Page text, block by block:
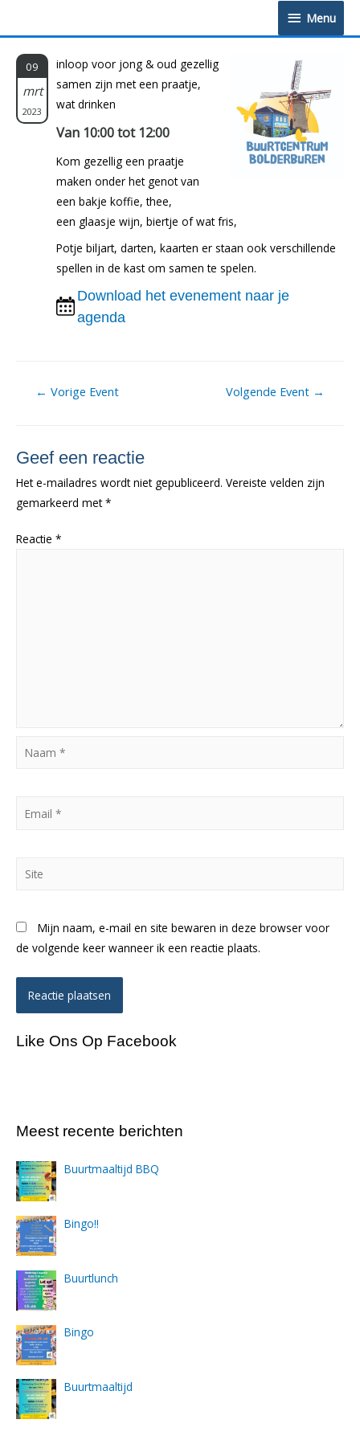
Menu
Menu
09
mrt
2023
inloop voor jong & oud gezellig
samen zijn met een praatje,
wat drinken
Van 10:00 tot 12:00
Kom gezellig een praatje
maken onder het genot van
een bakje koffie, thee,
een glaasje wijn, biertje of wat fris,
Potje biljart, darten, kaarten er staan ook verschillende
spellen in de kast om samen te spelen.
Download het evenement naar je
agenda
Berichtnavigatie
← Vorige Event Volgende Event →
Geef een reactie
Het e-mailadres wordt niet gepubliceerd. Vereiste velden zijn
gemarkeerd met*
Reactie *
Naam
Mijn naam, e-mail en site bewaren in deze browser voor
de volgende keer wanneer ik een reactie plaats.
Like Ons Op Facebook
Meest recente berichten
Buurtmaaltijd BBQ
Bingo!!
Buurtlunch
Bingo
Buurtmaaltijd